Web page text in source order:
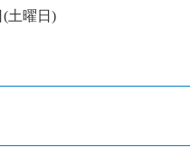
土曜日)